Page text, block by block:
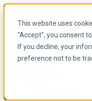
This website uses
"Accept", you consent
If you decline, your
preference not to be
Skip to main content
Portuguese
Arabic
Inglês
Francês